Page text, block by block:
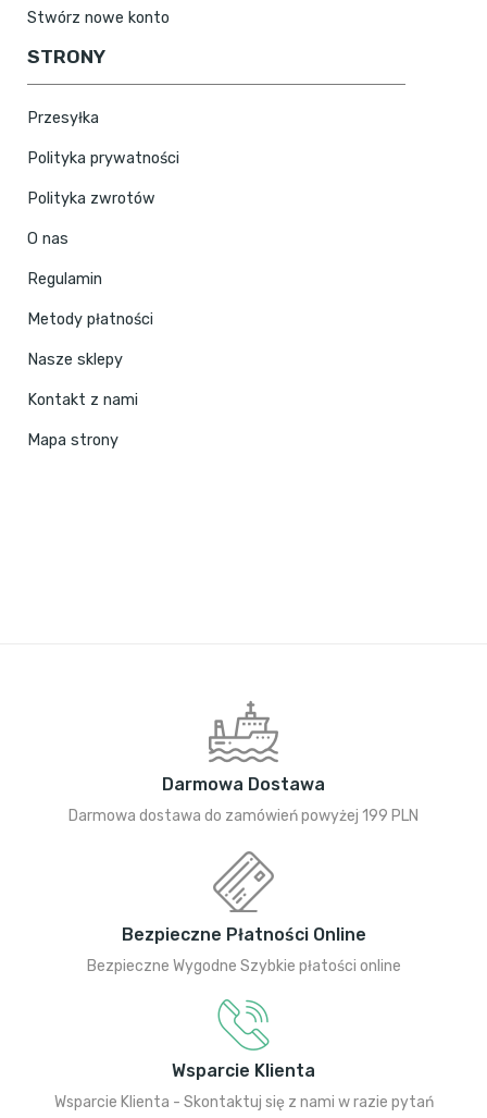
Stwórz nowe konto
STRONY
Przesyłka
Polityka prywatności
Polityka zwrotów
O nas
Regulamin
Metody płatności
Nasze sklepy
Kontakt z nami
Mapa strony
Darmowa Dostawa
Darmowa dostawa do zamówień powyżej 199 PLN
Bezpieczne Płatności Online
Bezpieczne Wygodne Szybkie płatości online
Wsparcie Klienta
Wsparcie Klienta - Skontaktuj się z nami w razie pytań